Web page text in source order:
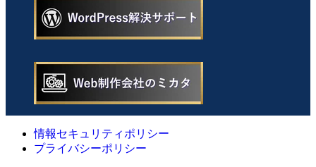
情報セキュリティポリシー
プライバシーポリシー